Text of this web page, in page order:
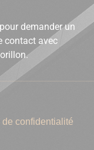
demander un
contact avec
de confidentialité